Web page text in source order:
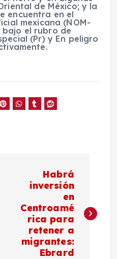
de México; y la
encuentra en el
mexicana (NOM-
bajo el rubro de
(Pr) y En peligro
Habrá
inversión
en
Centroamé
rica para
retener a
migrantes:
Ebrard